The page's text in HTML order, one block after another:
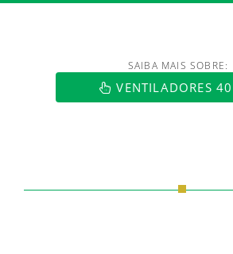
https:// SAIBA MAIS SOBRE:
VENTILADORES